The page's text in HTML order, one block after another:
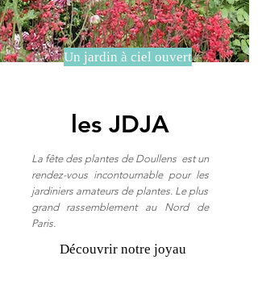
Un jardin à ciel ouvert
les JDJA
La fête des plantes de Doullens est un
rendez-vous incontournable pour les
jardiniers amateurs de plantes. Le plus
grand rassemblement au Nord de
Paris.
Découvrir notre joyau